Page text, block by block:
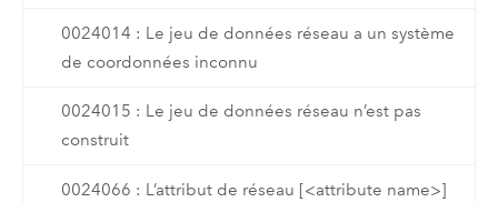
0024014 : Le jeu de données réseau a un système
de coordonnées inconnu
0024015 : Le jeu de données réseau n’est pas
construit
0024066 : L’attribut de réseau [<attribute name>]